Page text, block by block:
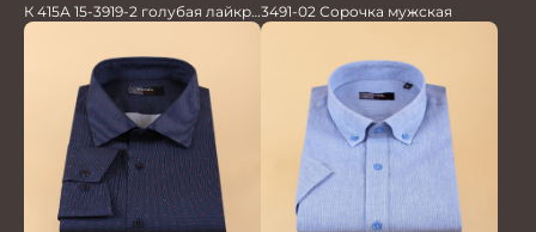
К 415А 15-3919-2 голубая лайкра
Сорочка мужская
3491-02 Сорочка мужская